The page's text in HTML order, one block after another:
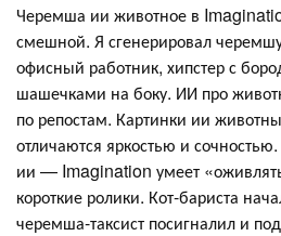
Черемша ии животное в
смешной. Я сгенерировал
офисный работник, хипстер с
шашечками на боку. ИИ про
по репостам. Картинки ии
отличаются яркостью и
ии — Imagination умеет
короткие ролики. Кот-бариста
черемша-таксист посигналил и